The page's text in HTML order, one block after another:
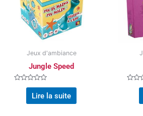
Jeux d'ambiance
Jungle Speed
Note
Lire la suite
Note